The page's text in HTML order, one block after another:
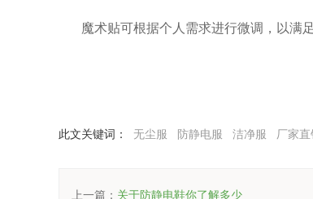
魔术贴可根据个人需求进行微调，以满
此文关键词： 无尘服 防静电服 洁净服 厂家直
上一篇： 关于防静电鞋你了解多少